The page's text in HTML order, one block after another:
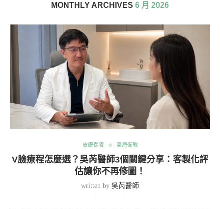
MONTHLY ARCHIVES 6 月 2026
皮膚保養 醫療衛教
V臉療程怎麼選？吳芮醫師3個關鍵分享：客製化評
估讓你不再修圖！
written by 吳芮醫師